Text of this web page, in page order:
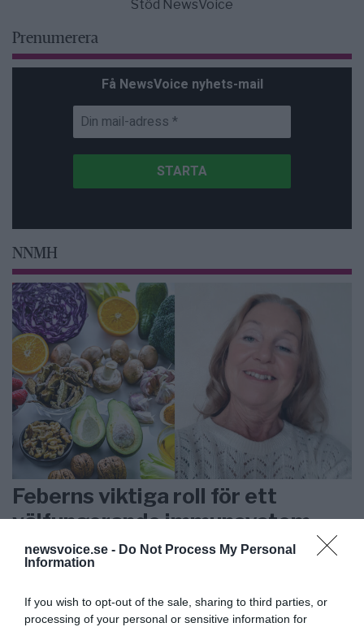
newsvoice.se - Do Not Process My Personal
Information
If you wish to opt-out of the sale, sharing to third parties, or
processing of your personal or sensitive information for
Stöd NewsVoice
Prenumerera
Få NewsVoice nyhets-mail
NNMH
Feberns viktiga roll för ett
välfungerande immunsystem
ANNONSER